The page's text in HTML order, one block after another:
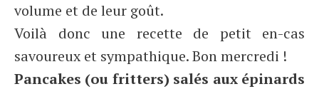
volume et de leur goût.
Voilà donc une recette de petit en-cas
savoureux et sympathique. Bon mercredi !
Pancakes (ou fritters) salés aux épinards